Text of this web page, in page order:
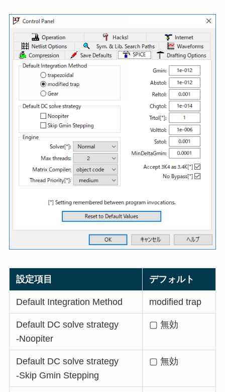
設定項目 デフォルト
Default Integration Method modified trap
Default DC solve strategy
-Noopiter
▢ 無効
Default DC solve strategy
-Skip Gmin Stepping
▢ 無効